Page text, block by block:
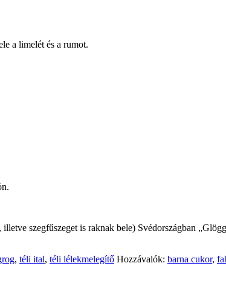
a limelét és a rumot.
szegfűszeget is raknak bele) Svédországban
, téli ital, téli lélekmelegítő Hozzávalók: barna cukor,